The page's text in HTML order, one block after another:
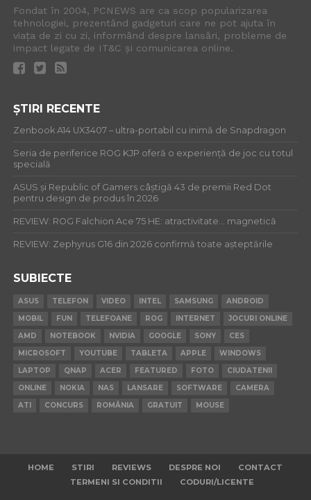
Fondat în 2004, PCNEWS are ca scop popularizarea
tehnologiei, prezentând gadgeturi care ne pot ajuta în
viața de zi cu zi, informând despre lansări, probleme de
impact legate de IT&C și comunicarea online.
ȘTIRI RECENTE
Zenbook A14 UX3407 – ultra-portabil cu inimă de Snapdragon
Seria de periferice ROG KJP oferă o experiență de joc cu totul
specială
ASUS și Republic of Gamers câștigă 43 de premii Red Dot
pentru design de produs în 2026
REVIEW: ROG Falchion Ace 75 HE: atractivitate… magnetică
REVIEW: Zephyrus G16 din 2026 confirmă toate așteptările
SUBIECTE
ASUS TELEFON VIDEO INTEL SAMSUNG
ANDROID
MOBIL
FUN TELEFOANE ROG INTERNET
JOCURI ONLINE
AMD
NOTEBOOK NVIDIA GOOGLE SONY
CES
MICROSOFT
YOUTUBE TABLETA APPLE
WINDOWS
LAPTOP
QNAP ACER FEATURED FOTO
CIUDATENII
ONLINE
NOKIA NAS LANSARE SOFTWARE
CAMERA
ATI
CONCURS ROMÂNIA GRATUIT MOUSE
HOME STIRI REVIEWS DESPRE NOI
CONTACT
TERMENI SI CONDITII
CODURI/LICENTE